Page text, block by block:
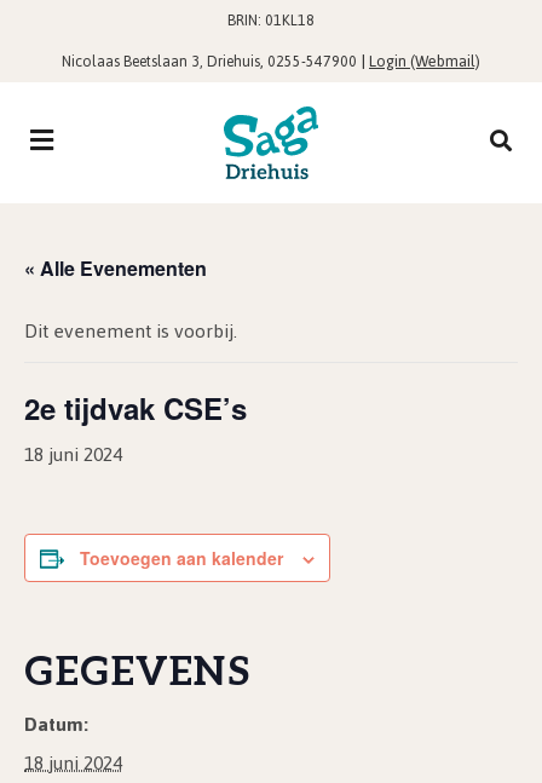
BRIN: 01KL18
Nicolaas Beetslaan 3, Driehuis, 0255-547900 |Login (Webmail)
« Alle Evenementen
Dit evenement is voorbij.
2e tijdvak CSE’s
18 juni 2024
Toevoegen aan kalender
GEGEVENS
Datum:
18 juni 2024